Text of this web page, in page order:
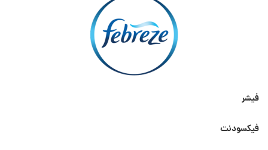
فیشر
فیکسودنت